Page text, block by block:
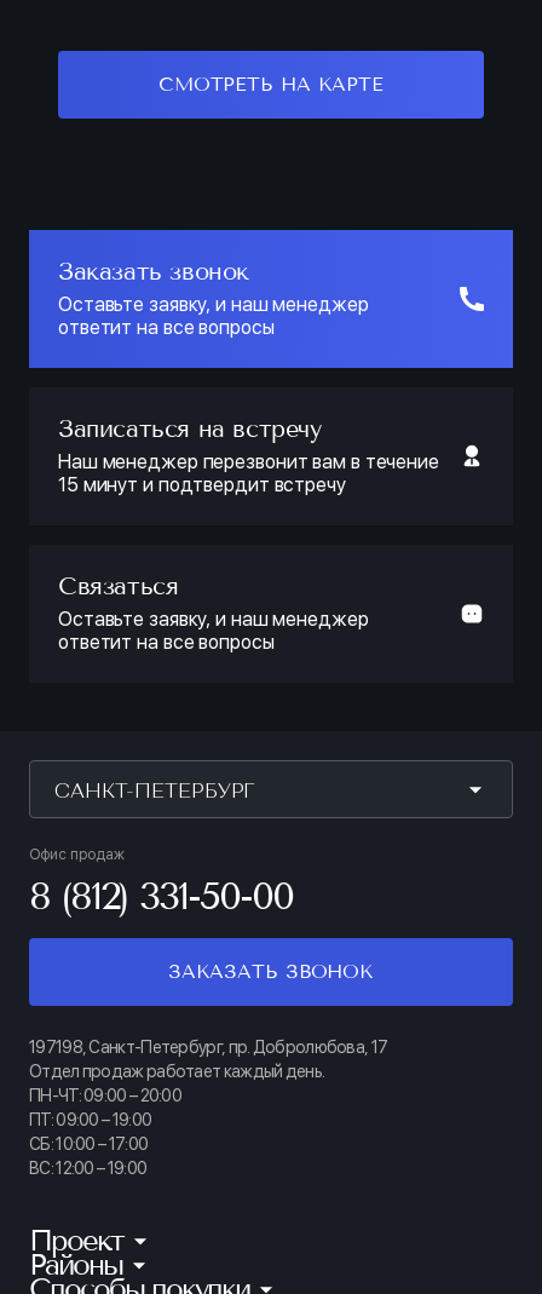
СМОТРЕТЬ НА КАРТЕ
Заказать звонок
Оставьте заявку, и наш менеджер
ответит на все вопросы
Записаться на встречу
Наш менеджер перезвонит вам в течение
15 минут и подтвердит встречу
Связаться
Оставьте заявку, и наш менеджер
ответит на все вопросы
САНКТ-ПЕТЕРБУРГ
Офис продаж
8 (812) 331-50-00
ЗАКАЗАТЬ ЗВОНОК
197198, Санкт-Петербург, пр. Добролюбова, 17
Отдел продаж работает каждый день.
ПН-ЧТ: 09:00 – 20:00
ПТ: 09:00 – 19:00
СБ: 10:00 – 17:00
ВС: 12:00 – 19:00
Проект
КИНОПАРК
Районы
Калининский